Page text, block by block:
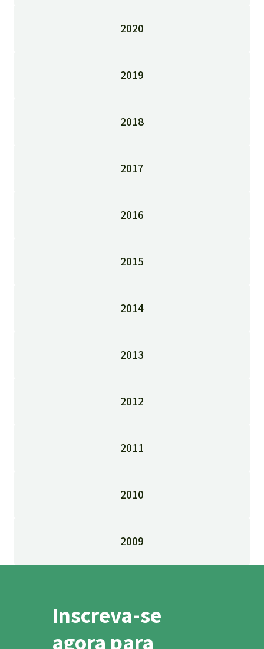
2020
2019
2018
2017
2016
2015
2014
2013
2012
2011
2010
2009
Inscreva-se
agora para